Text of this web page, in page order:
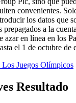
convenientes.
los datos que
a la
azar en línea en los
el 1 de octubre de
Juegos Olímpicos
Resultado